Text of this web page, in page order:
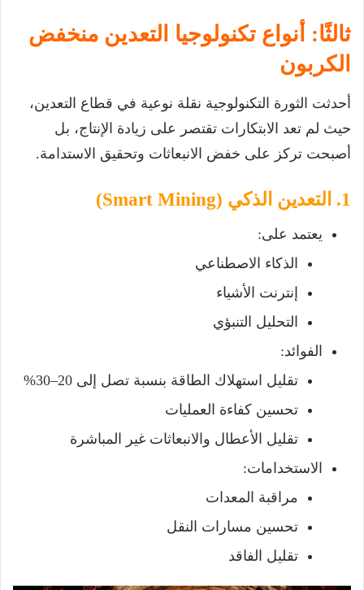
ثالثًا: أنواع تكنولوجيا التعدين منخفض
الكربون
أحدثت الثورة التكنولوجية نقلة نوعية في قطاع التعدين،
حيث لم تعد الابتكارات تقتصر على زيادة الإنتاج، بل
أصبحت تركز على خفض الانبعاثات وتحقيق الاستدامة.
1. التعدين الذكي (Smart Mining)
يعتمد على:
الذكاء الاصطناعي
إنترنت الأشياء
التحليل التنبؤي
الفوائد:
تقليل استهلاك الطاقة بنسبة تصل إلى 20–30%
تحسين كفاءة العمليات
تقليل الأعطال والانبعاثات غير المباشرة
الاستخدامات:
مراقبة المعدات
تحسين مسارات النقل
تقليل الفاقد